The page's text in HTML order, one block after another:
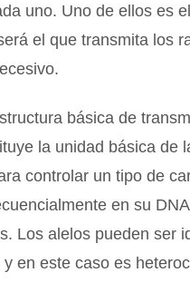
uno. Uno de ellos es
el que transmita los
básica de
la unidad básica de
controlar un tipo de
en su
Los alelos pueden ser
en este caso es